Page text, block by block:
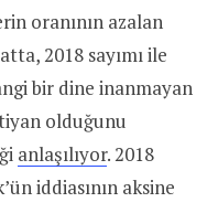
oranının azalan
2018 sayımı ile
bir dine inanmayan
olduğunu
anlaşılıyor. 2018
iddiasının aksine